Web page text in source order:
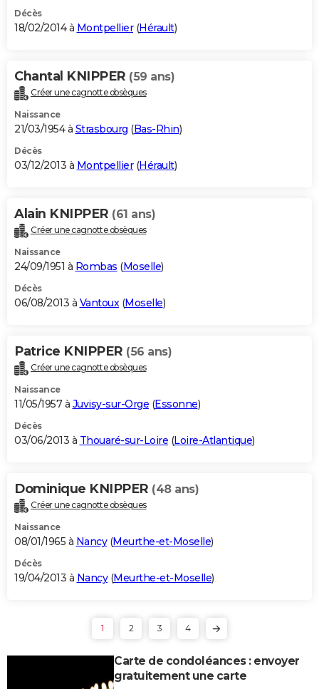
Décès
18/02/2014 à Montpellier(Hérault)
Chantal KNIPPER (59 ans)
Créer une cagnotte obsèques
Naissance
21/03/1954 à Strasbourg (Bas-Rhin)
Décès
03/12/2013 à Montpellier(Hérault)
Alain KNIPPER (61 ans)
Créer une cagnotte obsèques
Naissance
24/09/1951 à Rombas (Moselle)
Décès
06/08/2013 à Vantoux(Moselle)
Patrice KNIPPER (56 ans)
Créer une cagnotte obsèques
Naissance
11/05/1957 à Juvisy-sur-Orge (Essonne)
Décès
03/06/2013 à Thouaré-sur-Loire (Loire-Atlantique)
Dominique KNIPPER (48 ans)
Créer une cagnotte obsèques
Naissance
08/01/1965 à Nancy(Meurthe-et-Moselle)
Décès
19/04/2013 à Nancy(Meurthe-et-Moselle)
1 2 3 4
Carte de condoléances : envoyer
gratuitement une carte